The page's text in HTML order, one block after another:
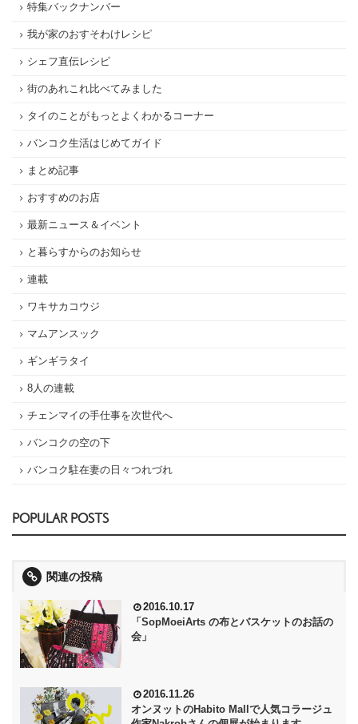
特集バックナンバー
我が家のおすそわけレシピ
シェフ直伝レシピ
街のあれこれ比べてみました
タイのことがもっとよくわかるコーナー
バンコク生活はじめてガイド
まとめ記事
おすすめのお店
最新ニュース＆イベント
と暮らすからのお知らせ
連載
ワキサカコウジ
マムアンスック
ギンギラタイ
8人の連載
チェンマイの手仕事を次世代へ
バンコクの空の下
バンコク駐在妻の日々つれづれ
POPULAR POSTS
関連の投稿
2016.10.17
「SopMoeiArts の布とバスケットのお話の
会」
2016.11.26
オンヌットのHabito Mallで人気コラージュ